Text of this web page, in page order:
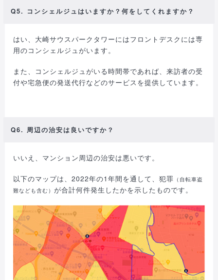
Q5. コンシェルジュはいますか？何をしてくれますか？
はい、大崎サウスパークタワーにはフロントデスクには専
用のコンシェルジュがいます。
また、コンシェルジュがいる時間帯であれば、来訪者の受
付や宅急便の発送代行などのサービスを提供しています。
Q6. 周辺の治安は良いですか？
いいえ、マンション周辺の治安は悪いです。
以下のマップは、2022年の1年間を通して、犯罪 （自転車盗
難なども含む）が合計何件発生したかを示したものです。